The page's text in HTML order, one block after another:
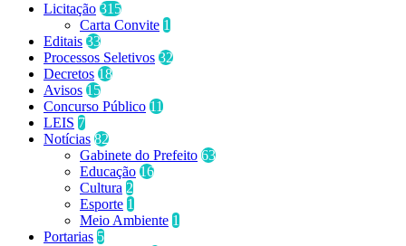
Licitação 315
Carta Convite 1
Editais 33
Processos Seletivos 32
Decretos 18
Avisos 15
Concurso Público 11
LEIS 7
Notícias 82
Gabinete do Prefeito 63
Educação 16
Cultura 2
Esporte 1
Meio Ambiente 1
Portarias 5